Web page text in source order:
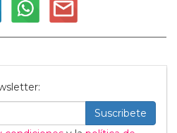
Suscribete